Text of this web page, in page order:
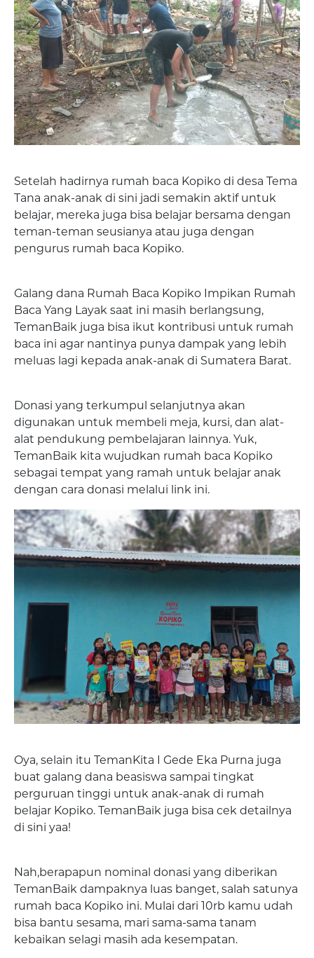
Setelah hadirnya rumah baca Kopiko di desa Tema
Tana anak-anak di sini jadi semakin aktif untuk
belajar, mereka juga bisa belajar bersama dengan
teman-teman seusianya atau juga dengan
pengurus rumah baca Kopiko.
Galang dana Rumah Baca Kopiko Impikan Rumah
Baca Yang Layak saat ini masih berlangsung,
TemanBaik juga bisa ikut kontribusi untuk rumah
baca ini agar nantinya punya dampak yang lebih
meluas lagi kepada anak-anak di Sumatera Barat.
Donasi yang terkumpul selanjutnya akan
digunakan untuk membeli meja, kursi, dan alat-
alat pendukung pembelajaran lainnya. Yuk,
TemanBaik kita wujudkan rumah baca Kopiko
sebagai tempat yang ramah untuk belajar anak
dengan cara donasi melalui link ini.
Oya, selain itu TemanKita I Gede Eka Purna juga
buat galang dana beasiswa sampai tingkat
perguruan tinggi untuk anak-anak di rumah
belajar Kopiko. TemanBaik juga bisa cek detailnya
di sini yaa!
Nah,berapapun nominal donasi yang diberikan
TemanBaik dampaknya luas banget, salah satunya
rumah baca Kopiko ini. Mulai dari 10rb kamu udah
bisa bantu sesama, mari sama-sama tanam
kebaikan selagi masih ada kesempatan.